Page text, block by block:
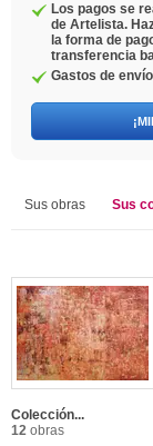
Los pagos se
de Artelista.
la forma de
transferencia
Gastos de
Sus obras Sus
Colección...
12 obras